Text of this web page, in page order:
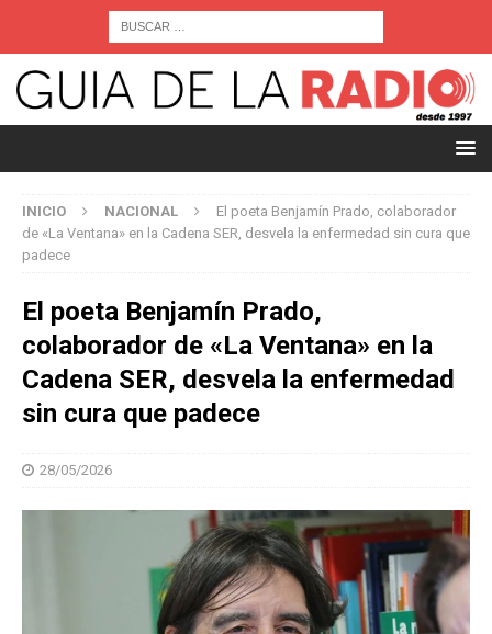
INICIO NACIONAL
El poeta Benjamín Prado, colaborador
de «La Ventana» en la Cadena SER, desvela la enfermedad sin cura que
padece
El poeta Benjamín Prado,
colaborador de «La Ventana» en la
Cadena SER, desvela la enfermedad
sin cura que padece
28/05/2026